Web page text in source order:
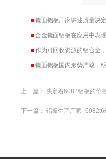
镜面铝板厂家讲述质量决
合金镜面铝板在应用中表
作为可回收资源的铝合金
镜面铝板国内形势严峻，
上一篇： 决定着6082铝板的价
下一篇： 铝板生产厂家_6082t6